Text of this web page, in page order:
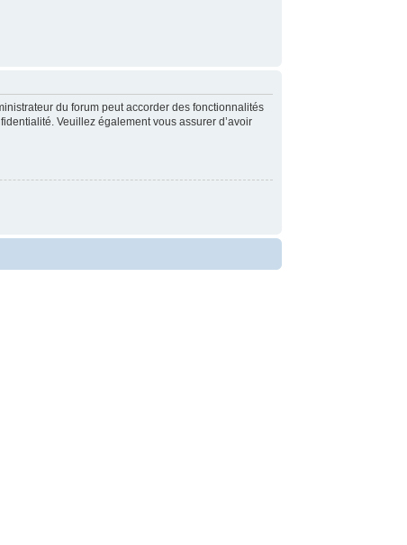
du forum peut accorder des fonctionnalités
Veuillez également vous assurer d’avoir